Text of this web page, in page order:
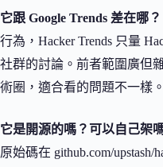
它跟 Google Trends 差在哪？
行為，Hacker Trends 只量
社群的討論。前者範圍廣但
術圈，適合看的問題不一樣。
它是開源的嗎？可以自己架
原始碼在 github.com/upstash/